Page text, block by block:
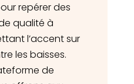
repérer des
qualité à
l’accent sur
les baisses.
de